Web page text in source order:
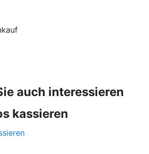
auch interessieren
kassieren